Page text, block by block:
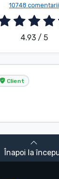
10748 comentarii
4.93 / 5
Client
Înapoi la